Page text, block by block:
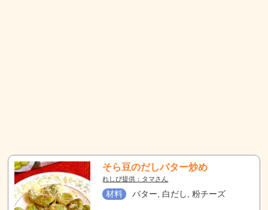
そら豆のだしバター炒め
れしぴ提供：タマさん
材料 バター, 白だし, 粉チーズ